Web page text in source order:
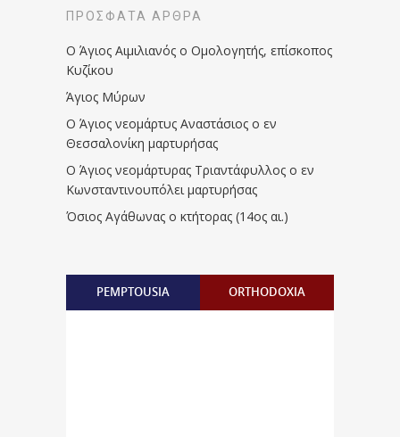
ΠΡΌΣΦΑΤΑ ΆΡΘΡΑ
Ο Άγιος Αιμιλιανός ο Ομολογητής, επίσκοπος
Κυζίκου
Άγιος Μύρων
Ο Άγιος νεομάρτυς Αναστάσιος ο εν
Θεσσαλονίκη μαρτυρήσας
Ο Άγιος νεομάρτυρας Τριαντάφυλλος ο εν
Κωνσταντινουπόλει μαρτυρήσας
Όσιος Αγάθωνας ο κτήτορας (14ος αι.)
PEMPTOUSIA ORTHODOXIA